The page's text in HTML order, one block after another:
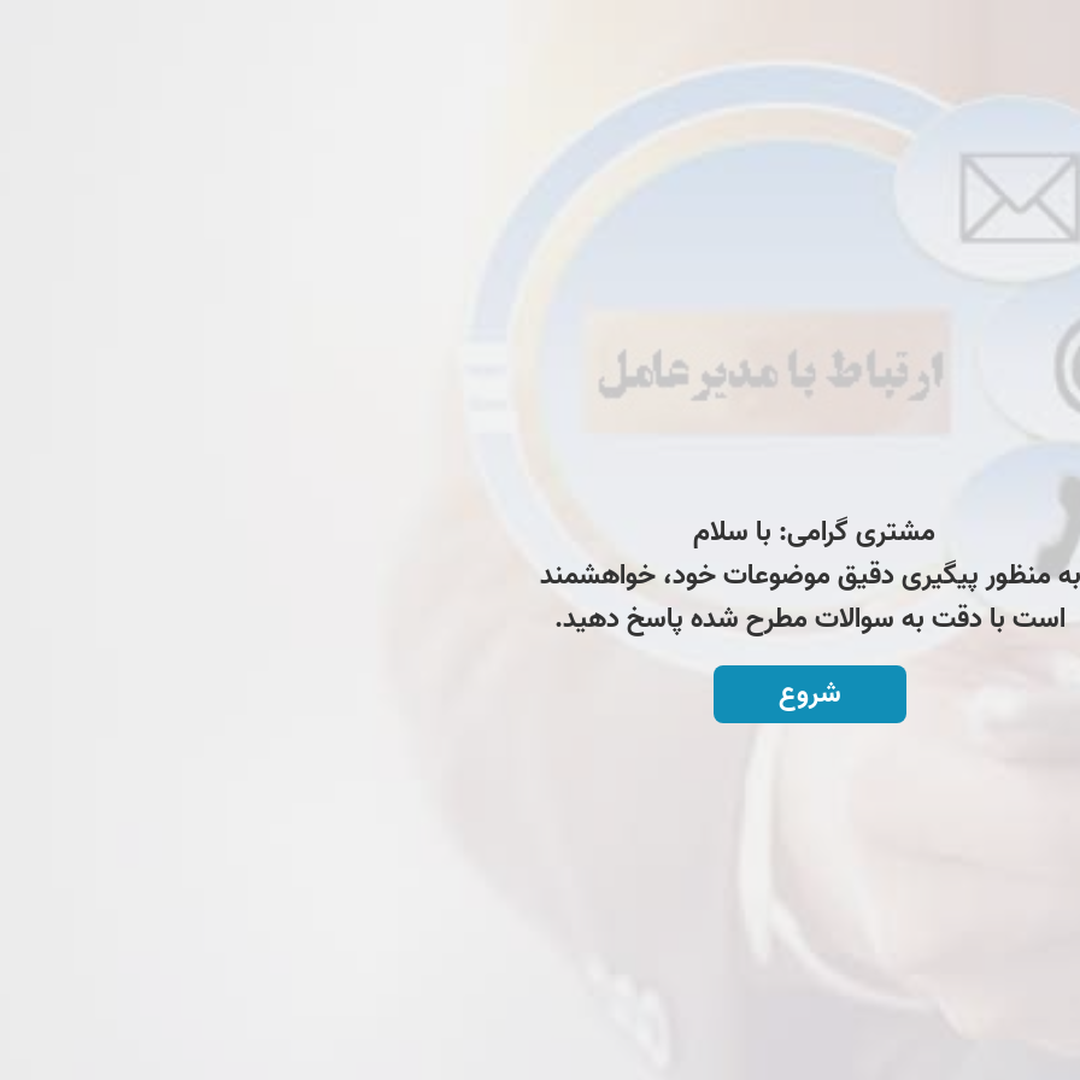
مشتری گرامی: با سلام
به منظور پیگیری دقیق موضوعات خود، خواهشمند
است با دقت به سوالات مطرح شده پاسخ دهید.
شروع